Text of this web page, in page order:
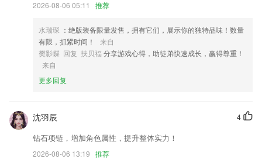
2026-08-06 05:11 推荐
水瑞琛 ：绝版装备限量发售，拥有它们，展示你的独特品味！数量
有限，抓紧时间！
来自
樊影蝶 回复 扶贝福 分享游戏心得，助徒弟快速成长，赢得尊重！
来自
更多回复
4
沈羽辰
钻石项链，增加角色属性，提升整体实力！
2026-08-06 13:19 推荐